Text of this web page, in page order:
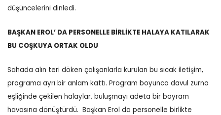
düşüncelerini dinledi.
BAŞKAN EROL’ DA PERSONELLE BİRLİKTE HALAYA KATILARAK
BU COŞKUYA ORTAK OLDU
Sahada alın teri döken çalışanlarla kurulan bu sıcak iletişim,
programa ayrı bir anlam kattı. Program boyunca davul zurna
eşliğinde çekilen halaylar, buluşmayı adeta bir bayram
havasına dönüştürdü. Başkan Erol da personelle birlikte